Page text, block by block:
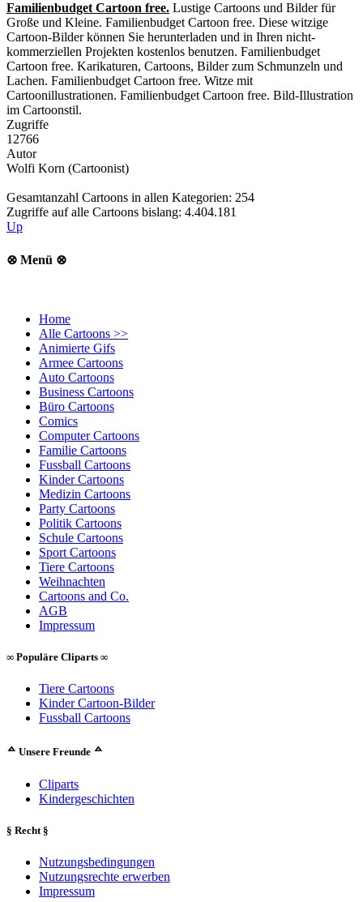
Familienbudget Cartoon free. Lustige Cartoons und Bilder für
Große und Kleine. Familienbudget Cartoon free. Diese witzige
Cartoon-Bilder können Sie herunterladen und in Ihren nicht-
kommerziellen Projekten kostenlos benutzen. Familienbudget
Cartoon free. Karikaturen, Cartoons, Bilder zum Schmunzeln und
Lachen. Familienbudget Cartoon free. Witze mit
Cartoonillustrationen. Familienbudget Cartoon free. Bild-Illustration
im Cartoonstil.
Zugriffe
12766
Autor
Wolfi Korn (Cartoonist)
Gesamtanzahl Cartoons in allen Kategorien: 254
Zugriffe auf alle Cartoons bislang: 4.404.181
Up
⊗ Menü ⊗
Home
Alle Cartoons >>
Animierte Gifs
Armee Cartoons
Auto Cartoons
Business Cartoons
Büro Cartoons
Comics
Computer Cartoons
Familie Cartoons
Fussball Cartoons
Kinder Cartoons
Medizin Cartoons
Party Cartoons
Politik Cartoons
Schule Cartoons
Sport Cartoons
Tiere Cartoons
Weihnachten
Cartoons and Co.
AGB
Impressum
∞ Populäre Cliparts ∞
Tiere Cartoons
Kinder Cartoon-Bilder
Fussball Cartoons
ᅀ Unsere Freunde ᅀ
Cliparts
Kindergeschichten
§ Recht §
Nutzungsbedingungen
Nutzungsrechte erwerben
Impressum